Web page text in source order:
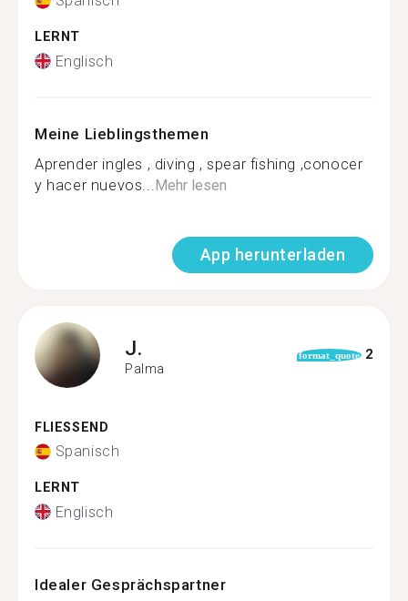
LERNT
Englisch
Meine Lieblingsthemen
Aprender ingles , diving , spear fishing ,conocer
y hacer nuevos... Mehr lesen
App herunterladen
J.
Palma
format_quote 2
FLIESSEND
Spanisch
LERNT
Englisch
Idealer Gesprächspartner